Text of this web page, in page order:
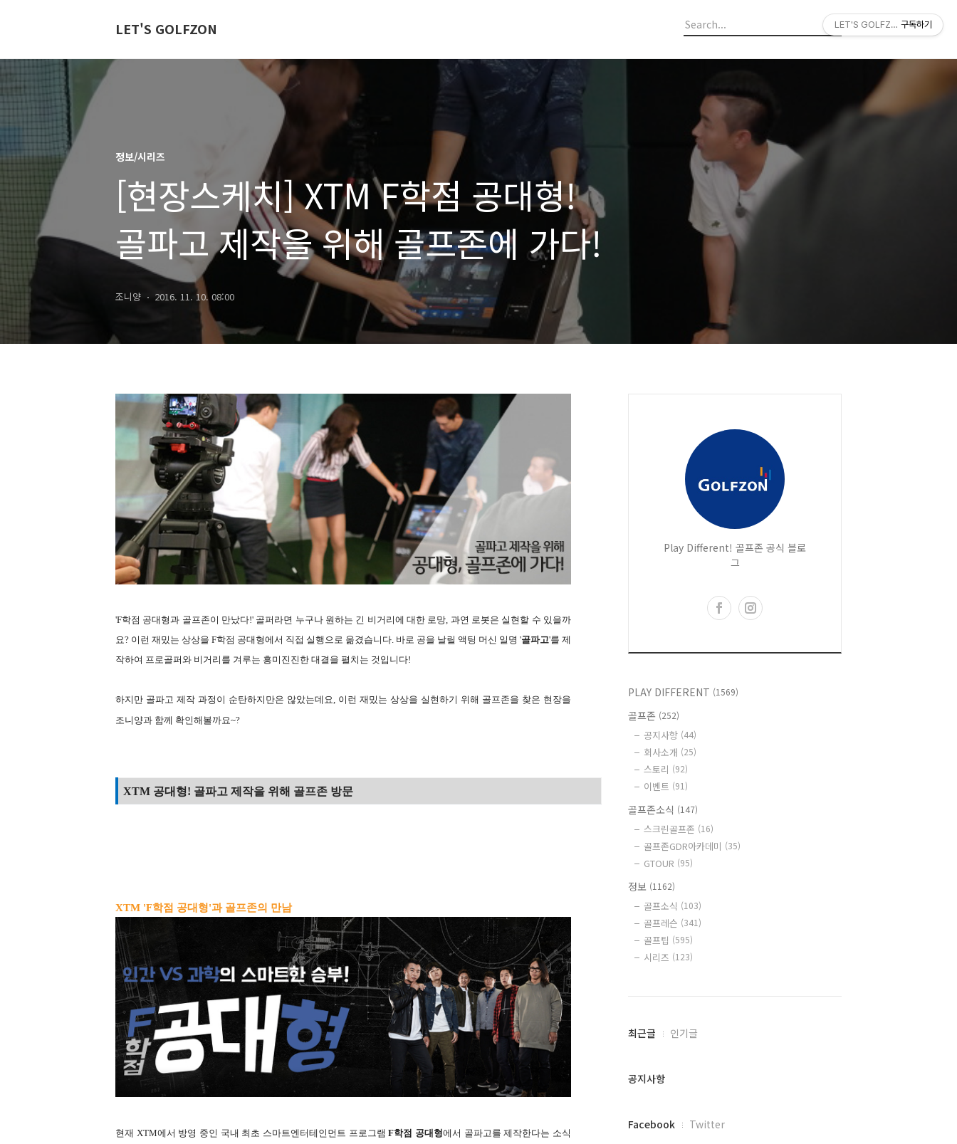
LET'S GOLFZON
정보/시리즈
[현장스케치] XTM F학점 공대형!
골파고 제작을 위해 골프존에 가다!
조니양 2016. 11. 10. 08:00
'F학점 공대형과 골프존이 만났다!' 골퍼라면 누구나 원하는 긴 비거리에 대한 로망, 과연 로봇은 실현할 수 있을까
요? 이런 재밌는 상상을 F학점 공대형에서 직접 실행으로 옮겼습니다. 바로 공을 날릴 액팅 머신 일명 '골파고'를 제
작하여 프로골퍼와 비거리를 겨루는 흥미진진한 대결을 펼치는 것입니다!
하지만 골파고 제작 과정이 순탄하지만은 않았는데요, 이런 재밌는 상상을 실현하기 위해 골프존을 찾은 현장을
조니양과 함께 확인해볼까요~?
XTM 공대형! 골파고 제작을 위해 골프존 방문
XTM 'F학점 공대형'과 골프존의 만남
현재 XTM에서 방영 중인 국내 최초 스마트엔터테인먼트 프로그램F학점 공대형에서 골파고를 제작한다는 소식
Play Different! 골프존 공식 블로
그
PLAY DIFFERENT (1569)
골프존 (252)
공지사항 (44)
회사소개 (25)
스토리 (92)
이벤트 (91)
골프존소식 (147)
스크린골프존 (16)
골프존GDR아카데미 (35)
GTOUR (95)
정보 (1162)
골프소식 (103)
골프레슨 (341)
골프팁 (595)
시리즈 (123)
최
과
글
최근글 인기글
공지사항
페
Facebook Twitter
LET'S GOLFZON구독하기